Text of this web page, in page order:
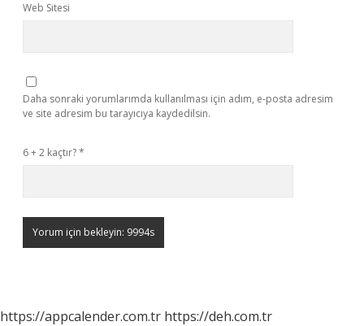
Web Sitesi
Daha sonraki yorumlarımda kullanılması için adım, e-posta adresim
ve site adresim bu tarayıcıya kaydedilsin.
6 + 2 kaçtır?*
https://appcalender.com.tr https://deh.com.tr